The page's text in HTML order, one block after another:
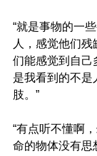
“就是事物的一
人，感觉他们
们能感觉到自己
是我看到的不是
肢。”
“有点听不懂啊
命的物体没有思